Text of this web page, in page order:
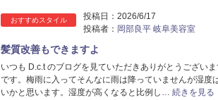
おすすめスタイル 投稿日： 2026/6/17
投稿者： 岡部良平 岐阜美容室
髪質改善もできますよ
いつも D.c.t のブログを見ていただきありがとうござい
です。梅雨に入ってそんなに雨は降っていませんが湿度
いかと思います。湿度が高くなると比例し… 続きを見る